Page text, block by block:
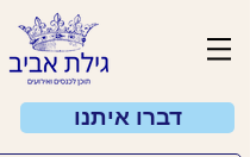
דברו איתנו